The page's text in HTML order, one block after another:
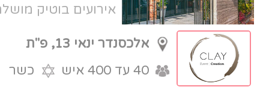
אירועים בוטיק מושלם לאירועים קטנים,
מעוצב ומרשים ביותר.
אלכסנדר ינאי 13, פ"ת
כשר